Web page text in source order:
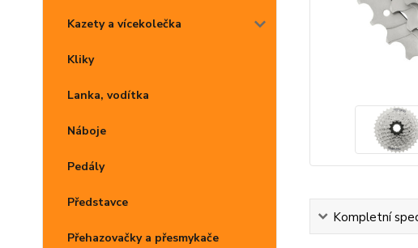
Kazety a vícekolečka
Kliky
Lanka, vodítka
Náboje
Pedály
Představce
Přehazovačky a přesmykače
Kompletní